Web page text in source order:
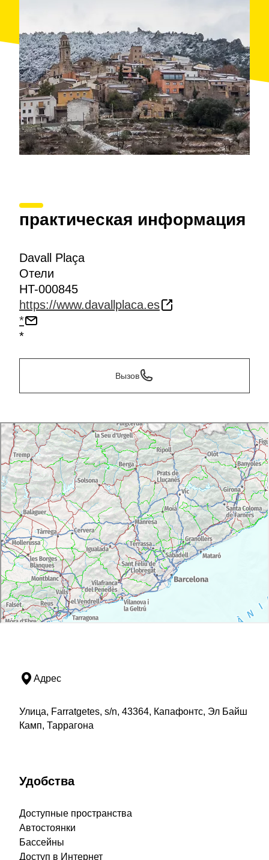
практическая информация
Davall Plaça
Отели
HT-000845
https://www.davallplaca.es
*
*
Вызов
Адрес
Улица, Farratgetes, s/n, 43364, Капафонтс, Эл Байш
Камп, Таррагона
Удобства
Доступные пространства
Автостоянки
Бассейны
Доступ в Интернет